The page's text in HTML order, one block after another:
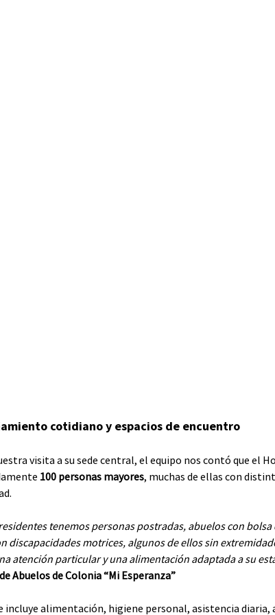
cotidiano y espacios de encuentro
visita a su sede central, el equipo nos contó que el
100 personas mayores, muchas de ellas con
tenemos personas postradas, abuelos con
discapacidades motrices, algunos de ellos sin
atención particular y una alimentación adaptada a su
Abuelos de Colonia “Mi Esperanza”
incluye alimentación, higiene personal, asistencia diaria,